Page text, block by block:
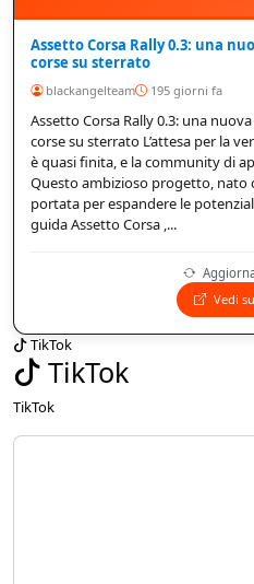
Assetto Corsa Rally 0.3: una
corse su sterrato
blackangelteam 195 giorni fa
Assetto Corsa Rally 0.3: una
corse su sterrato L’attesa per la
è quasi finita, e la community di
Questo ambizioso progetto, nato
portata per espandere le
guida Assetto Corsa ,...
Vedi
TikTok
TikTok
TikTok